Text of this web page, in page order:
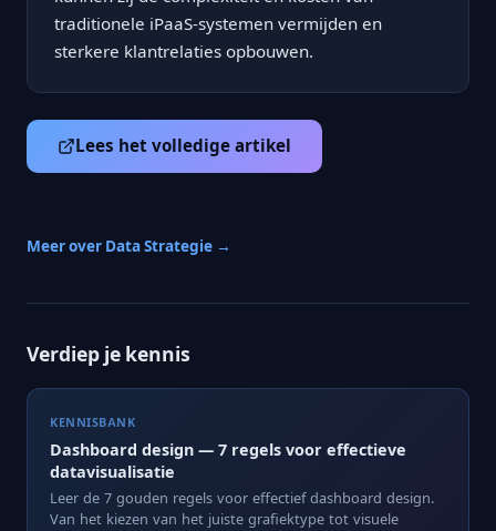
traditionele iPaaS-systemen vermijden en
sterkere klantrelaties opbouwen.
Lees het volledige artikel
Meer over Data Strategie →
Verdiep je kennis
KENNISBANK
Dashboard design — 7 regels voor effectieve
datavisualisatie
Leer de 7 gouden regels voor effectief dashboard design.
Van het kiezen van het juiste grafiektype tot visuele